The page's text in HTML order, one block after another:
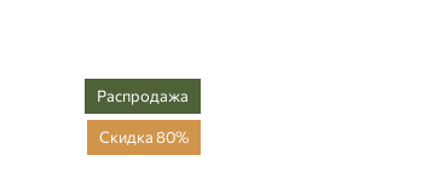
Распродажа
Скидка 80%